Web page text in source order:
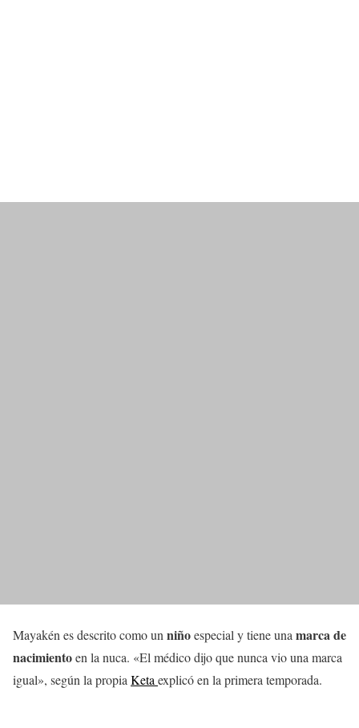
Mayakén es descrito como unniñoespecial y tiene unamarca de
nacimientoen la nuca. «El médico dijo que nunca vio una marca
igual», según la propiaKetaexplicó en la primera temporada.